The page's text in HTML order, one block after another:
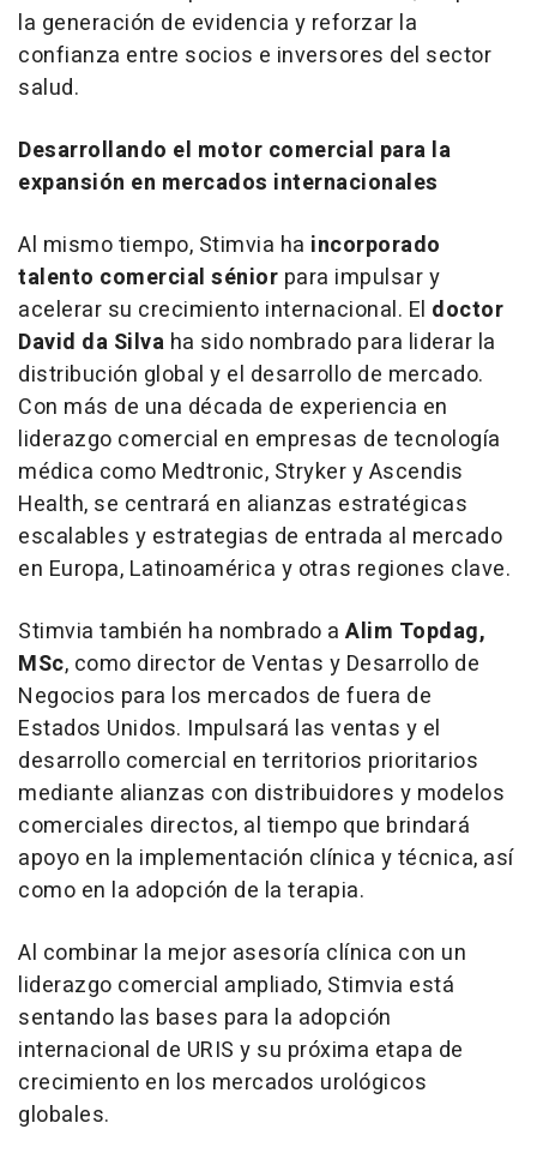
la generación de evidencia y reforzar la
confianza entre socios e inversores del sector
salud.
Desarrollando el motor comercial para la
expansión en mercados internacionales
Al mismo tiempo, Stimvia ha incorporado
talento comercial sénior para impulsar y
acelerar su crecimiento internacional. El doctor
David da Silva ha sido nombrado para liderar la
distribución global y el desarrollo de mercado.
Con más de una década de experiencia en
liderazgo comercial en empresas de tecnología
médica como Medtronic, Stryker y Ascendis
Health, se centrará en alianzas estratégicas
escalables y estrategias de entrada al mercado
en Europa, Latinoamérica y otras regiones clave.
Stimvia también ha nombrado a Alim Topdag,
MSc, como director de Ventas y Desarrollo de
Negocios para los mercados de fuera de
Estados Unidos. Impulsará las ventas y el
desarrollo comercial en territorios prioritarios
mediante alianzas con distribuidores y modelos
comerciales directos, al tiempo que brindará
apoyo en la implementación clínica y técnica, así
como en la adopción de la terapia.
Al combinar la mejor asesoría clínica con un
liderazgo comercial ampliado, Stimvia está
sentando las bases para la adopción
internacional de URIS y su próxima etapa de
crecimiento en los mercados urológicos
globales.